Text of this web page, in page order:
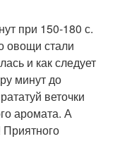
при 150-180 с.
овощи стали
и как следует
минут до
веточки
аромата. А